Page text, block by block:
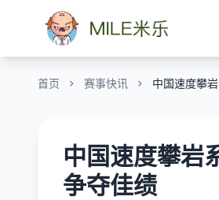
首页 赛事快讯 中国速度攀
中国速度攀岩
争夺佳绩